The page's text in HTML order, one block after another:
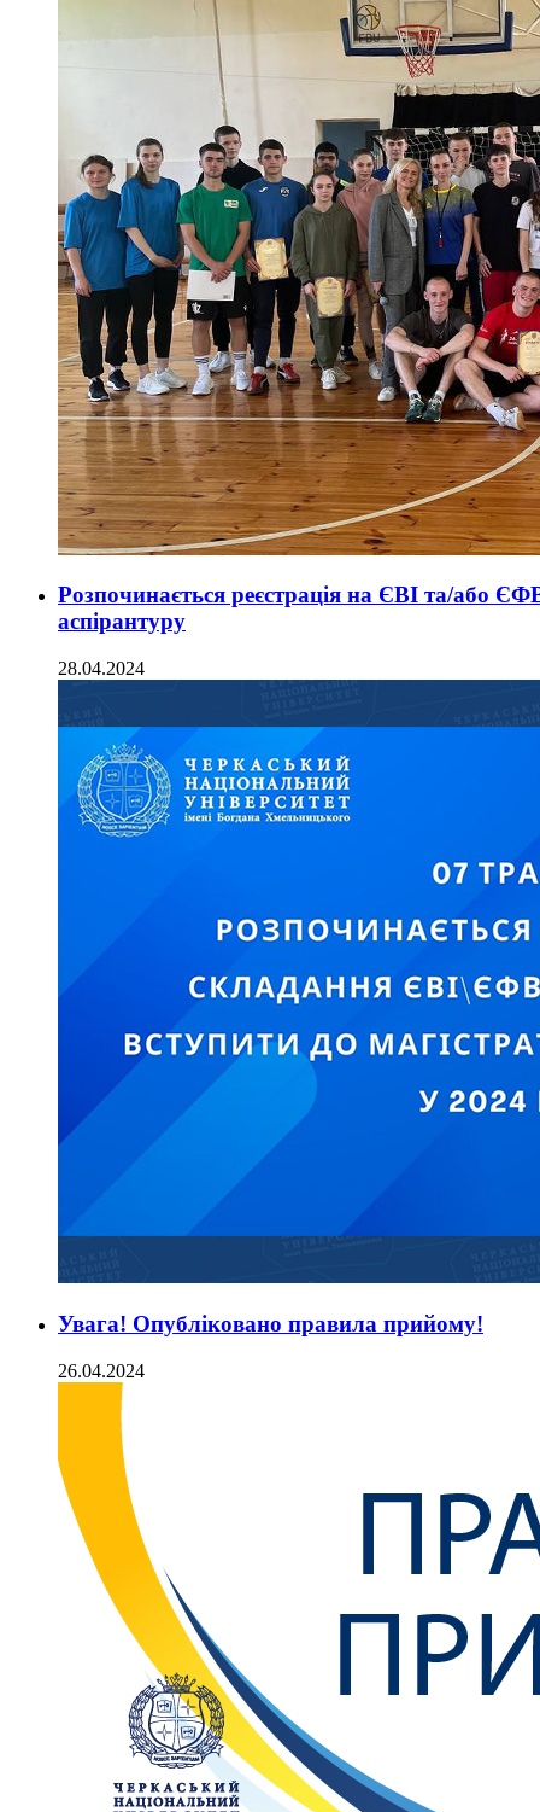
Розпочинається реєстрація на ЄВІ та/або
аспірантуру
28.04.2024
Увага! Опубліковано правила прийому!
26.04.2024